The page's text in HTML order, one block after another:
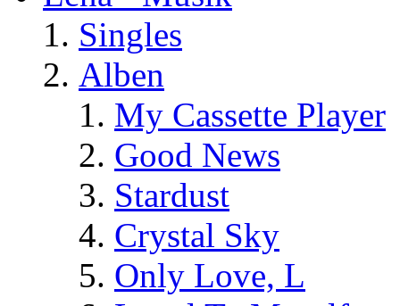
Singles
Alben
My Cassette Player
Good News
Stardust
Crystal Sky
Only Love, L